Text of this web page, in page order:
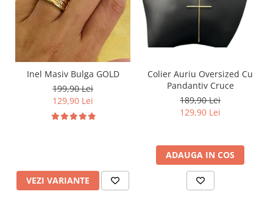
Inel Masiv Bulga GOLD
199,90 Lei
129,90 Lei
VEZI VARIANTE
Colier Auriu Oversized Cu
Pandantiv Cruce
189,90 Lei
129,90 Lei
ADAUGA IN COS